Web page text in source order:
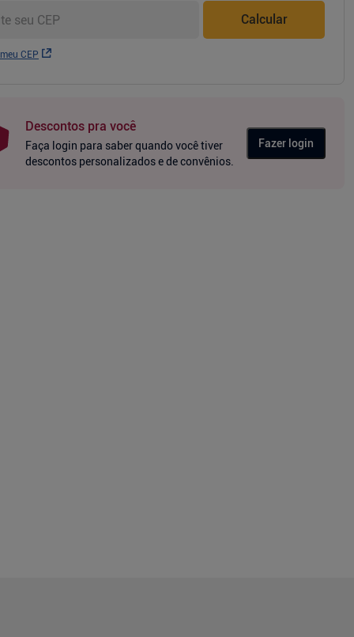
CEP
Calcular
Descontos pra você
Faça login para saber quando você tiver
descontos personalizados e de convênios.
Fazer login